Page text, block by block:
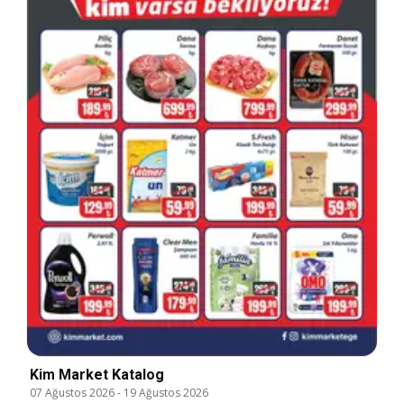
Kim Market Katalog
07 Ağustos 2026- 19 Ağustos 2026